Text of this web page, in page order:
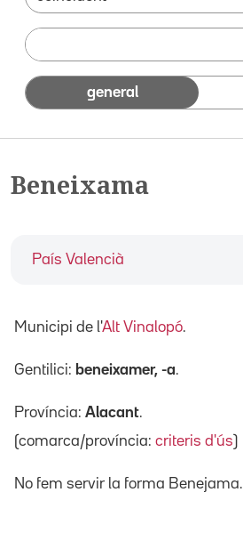
general
Beneixama
País Valencià
Municipi de l'Alt Vinalopó.
Gentilici: beneixamer, -a.
Província: Alacant.
(comarca/província: criteris d'ús)
No fem servir la forma Benejama.